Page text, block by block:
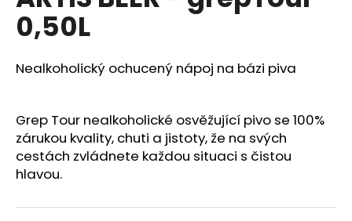
0,0
z
hvězdiček.
0,50L
Nealkoholický ochucený nápoj na bázi piva
Grep Tour nealkoholické osvěžující pivo se 100%
zárukou kvality, chuti a jistoty, že na svých
cestách zvládnete každou situaci s čistou
hlavou.
a
j
í
t